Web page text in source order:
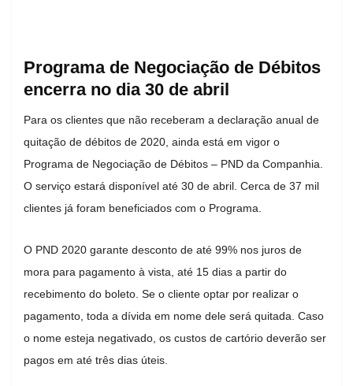
Programa de Negociação de Débitos
encerra no dia 30 de abril
Para os clientes que não receberam a declaração anual de
quitação de débitos de 2020, ainda está em vigor o
Programa de Negociação de Débitos – PND da Companhia.
O serviço estará disponível até 30 de abril. Cerca de 37 mil
clientes já foram beneficiados com o Programa.
O PND 2020 garante desconto de até 99% nos juros de
mora para pagamento à vista, até 15 dias a partir do
recebimento do boleto. Se o cliente optar por realizar o
pagamento, toda a dívida em nome dele será quitada. Caso
o nome esteja negativado, os custos de cartório deverão ser
pagos em até três dias úteis.